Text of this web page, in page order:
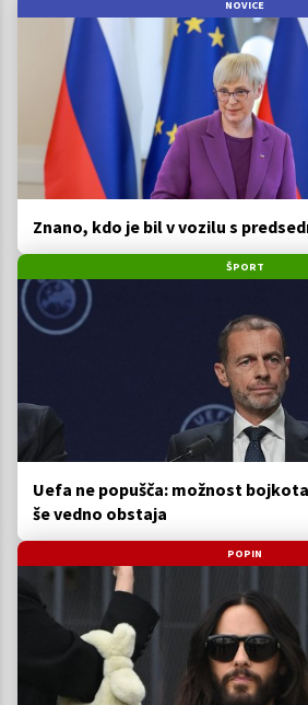
NOVICE
Znano, kdo je bil v vozilu s
ŠPORT
Uefa ne popušča: možnost
še vedno obstaja
POPIN